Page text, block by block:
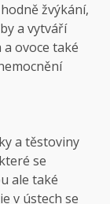
žvýkání,
a vytváří
ovoce také
a těstoviny
se
ale také
v ústech se